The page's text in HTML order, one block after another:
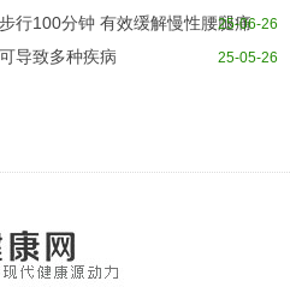
行100分钟 有效缓解慢性腰腿痛
25-06-26
导致多种疾病 25-05-26